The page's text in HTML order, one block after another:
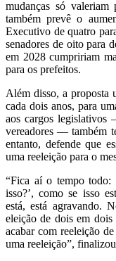
mudanças só
também prevê o
Executivo de quatro
senadores de oito para
em 2028 cumpririam
para os prefeitos.
Além disso, a proposta
cada dois anos, para
aos cargos
vereadores — também
entanto, defende que
uma reeleição para o
“Fica aí o tempo todo:
isso?’, como se isso
está, está agravando.
eleição de dois em
acabar com reeleição
uma reeleição”,